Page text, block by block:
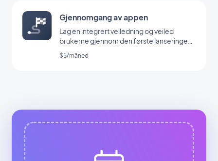
Gjennomgang av appen
Lag en integrert veiledning og veiled
brukerne gjennom den første lanseringen
av appen din
$5/måned